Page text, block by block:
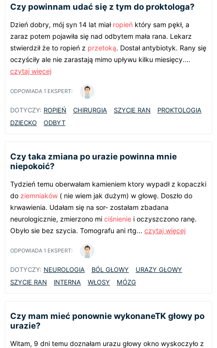
Czy powinnam udać się z tym do proktologa?
Dzień dobry, mój syn 14 lat miał ropień który sam pękł, a
zaraz potem pojawiła się nad odbytem mała rana. Lekarz
stwierdził że to ropień z przetoką. Dostał antybiotyk. Rany się
oczyściły ale nie zarastają mimo upływu kilku miesięcy....
czytaj więcej
ODPOWIADA 1 EKSPERT:
DOTYCZY: ROPIEŃ CHIRURGIA SZYCIE RAN
PROKTOLOGIA
DZIECKO
ODBYT
Czy taka zmiana po urazie powinna mnie
niepokoić?
Tydzień temu oberwałam kamieniem ktory wypadł z kopaczki
do ziemniaków ( nie wiem jak dużym) w głowę. Doszło do
krwawienia. Udałam się na sor- zostałam zbadana
neurologicznie, zmierzono mi ciśnienie i oczyszczono ranę.
Obyło sie bez szycia. Tomografu ani rtg... czytaj więcej
ODPOWIADA 1 EKSPERT:
DOTYCZY: NEUROLOGIA BÓL GŁOWY
URAZY GŁOWY
SZYCIE RAN
INTERNA WŁOSY MÓZG
Czy mam mieć ponownie wykonaneTK głowy po
urazie?
Witam, 9 dni temu doznałam urazu głowy okno wyskoczyło z